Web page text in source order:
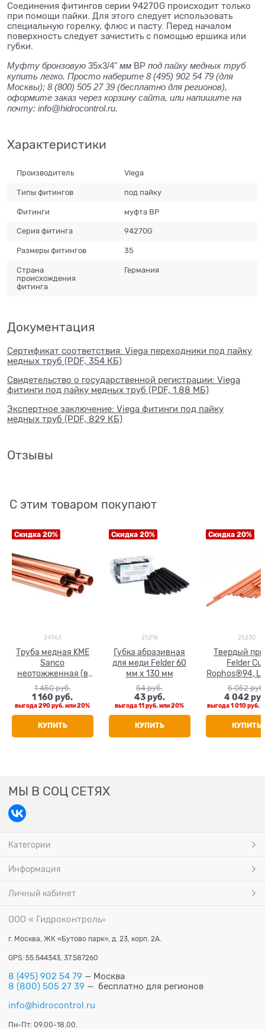
Соединения фитингов серии 94270G происходит только
при помощи пайки. Для этого следует использовать
специальную горелку, флюс и пасту. Перед началом
поверхность следует зачистить с помощью ершика или
губки.
Муфту бронзовую 35x3/4" мм ВР под пайку медных труб
купить легко. Просто наберите 8 (495) 902 54 79 (для
Москвы); 8 (800) 505 27 39 (бесплатно для регионов),
оформите заказ через корзину сайта, или напишите на
почту: info@hidrocontrol.ru.
Характеристики
Производитель Viega
Типы фитингов под пайку
Фитинги муфта ВР
Серия фитинга 94270G
Размеры фитингов 35
Страна
происхождения
фитинга
Германия
Документация
Сертификат соответствия: Viega переходники под пайку
медных труб (PDF, 354 КБ)
Свидетельство о государственной регистрации: Viega
фитинги под пайку медных труб (PDF, 1.88 МБ)
Экспертное заключение: Viega фитинги под пайку
медных труб (PDF, 829 КБ)
Отзывы
С этим товаром покупают
Скидка 20%
24963
Труба медная KME
Sanco
неотожженная (в
штанге 5 м) 35 x 1.0
1 450 руб.
1 160 руб.
выгода290 руб.или20%
КУПИТЬ
Скидка 20%
25216
Губка абразивная
для меди Felder 60
мм х 130 мм
54 руб.
43 руб.
выгода11 руб.или20%
КУПИТЬ
Скидка 20%
25230
Твердый
Felder
Rophos®94,
ф 2 мм,
кг
5 052 руб.
4 042
выгода1 010 руб.
КУПИТЬ
МЫ В СОЦ СЕТЯХ
Категории
Информация
Личный кабинет
ООО « Гидроконтроль»
г. Москва, ЖК «Бутово парк», д. 23, корп. 2А.
GPS: 55.544343, 37.587260
8 (495) 902 54 79 — Москва
8 (800) 505 27 39 — бесплатно для регионов
info@hidrocontrol.ru
Пн-Пт: 09.00-18.00.